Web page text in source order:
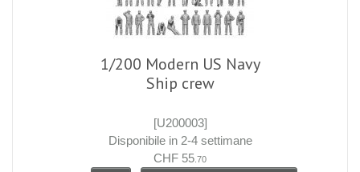
1/200 Modern US Navy
Ship crew
[U200003]
Disponibile in 2-4 settimane
CHF 55 .70